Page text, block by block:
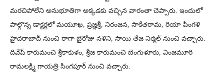
మరచిపోలేని అనుభూతిగా అక్కడకు వచ్చిన వారంతా చెప్పారు. ఇందులో
పాల్గొన్న డాక్టర్లలో మయూఖ, ప్రజ్ఞశ్రీ, నిరంజన, సాకేతరామ, రియా పింగళి
హైదరాబాద్ నుంచి రాగా బైరోజు నళిని, సాయి తేజ నిర్మల్ నుంచి వచ్చారు.
దివేష్ కారుమంచి శ్రీకాకుళం, శ్రీజ కారుమంచి బెంగుళూరు, వింజమూరి
రామలక్ష్మి గాయత్రి సింగపూర్ నుంచి వచ్చారు.